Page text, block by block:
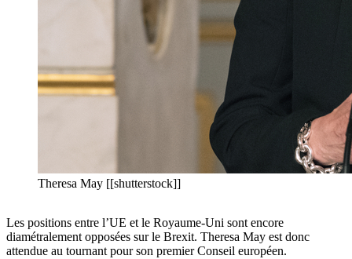
Theresa May [[shutterstock]]
Les positions entre l’UE et le Royaume-Uni sont encore
diamétralement opposées sur le Brexit. Theresa May est donc
attendue au tournant pour son premier Conseil européen.